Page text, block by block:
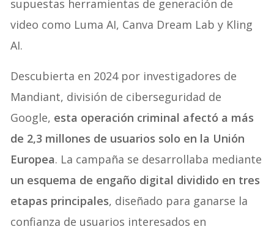
supuestas herramientas de generación de
video como Luma AI, Canva Dream Lab y Kling
AI.
Descubierta en 2024 por investigadores de
Mandiant, división de ciberseguridad de
Google, esta operación criminal afectó a más
de 2,3 millones de usuarios solo en la Unión
Europea. La campaña se desarrollaba mediante
un esquema de engaño digital dividido en tres
etapas principales, diseñado para ganarse la
confianza de usuarios interesados en